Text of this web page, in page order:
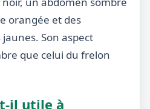
orangée et des
Son aspect
que celui du frelon
il utile à